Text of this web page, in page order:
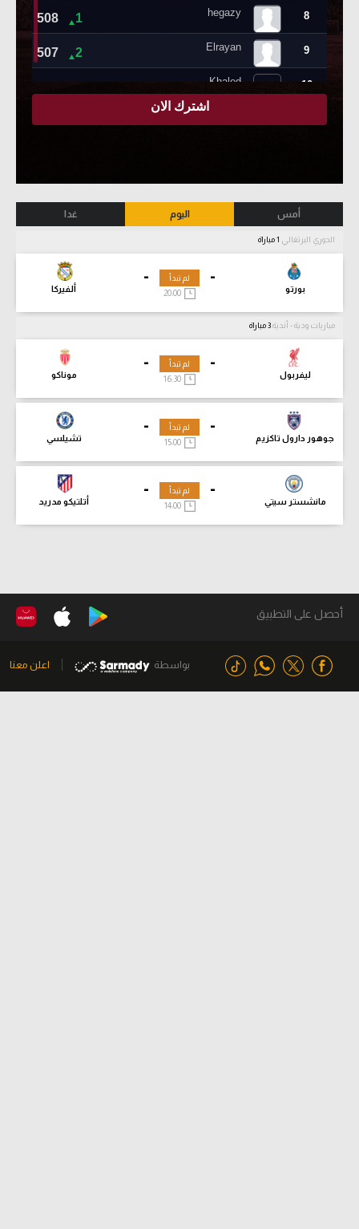
أمس اليوم غدا
الدوري البرتغالي
-
بورتو
-
ألفيركا
لم تبدأ
مباريات ودية - أندية
-
ليفربول
-
موناكو
لم تبدأ
-
جوهور دارول تاكزيم
-
تشيلسي
لم تبدأ
15:00
-
مانشستر سيتي
-
أتلتيكو مدريد
لم تبدأ
14:00
أحصل على التطبيق
بواسطة اعلن معنا